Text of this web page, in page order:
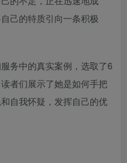
己的特质引向一条积极
务中的真实案例，选取了6
者们展示了她是如何手把
自我怀疑，发挥自己的优